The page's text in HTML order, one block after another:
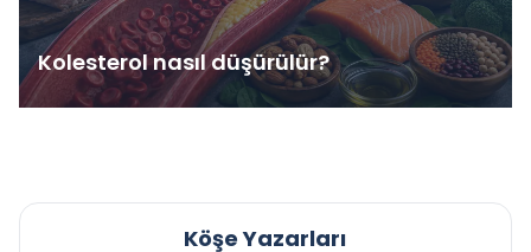
Kolesterol nasıl düşürülür?
Köşe Yazarları